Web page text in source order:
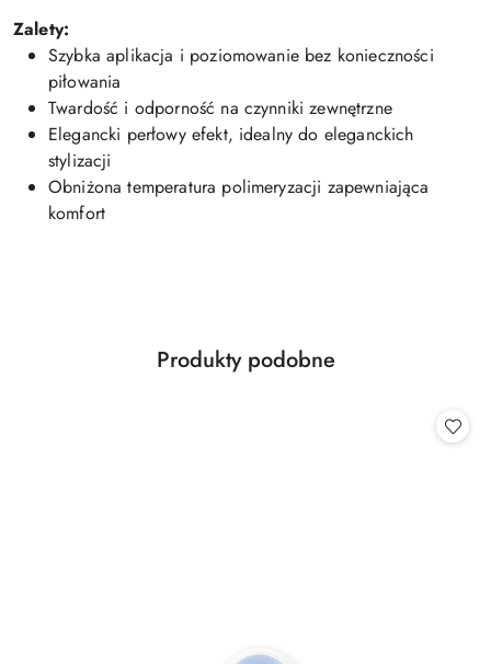
Zalety:
Szybka aplikacja i poziomowanie bez konieczności
piłowania
Twardość i odporność na czynniki zewnętrzne
Elegancki perłowy efekt, idealny do eleganckich
stylizacji
Obniżona temperatura polimeryzacji zapewniająca
komfort
Pomiń karuzelę produktów
Produkty
Produkty podobne